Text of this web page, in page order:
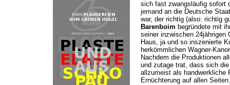
sich fast zwangsläufig sofort
jemand an die Deutsche
war, der richtig (also: richtig
Barenboim begründete mit
seiner inzwischen 24jährigen
Haus, ja und so inszenierte
herkömmlichen Wagner-
Nachdem die Produktionen
und zutage trat, dass sich
allzumeist als handwerkliche
Ernüchterung auf allen Seiten.